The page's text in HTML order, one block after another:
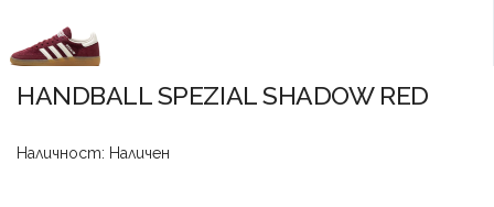
HANDBALL SPEZIAL SHADOW RED
Наличност: Наличен